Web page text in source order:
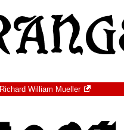
Richard William Mueller